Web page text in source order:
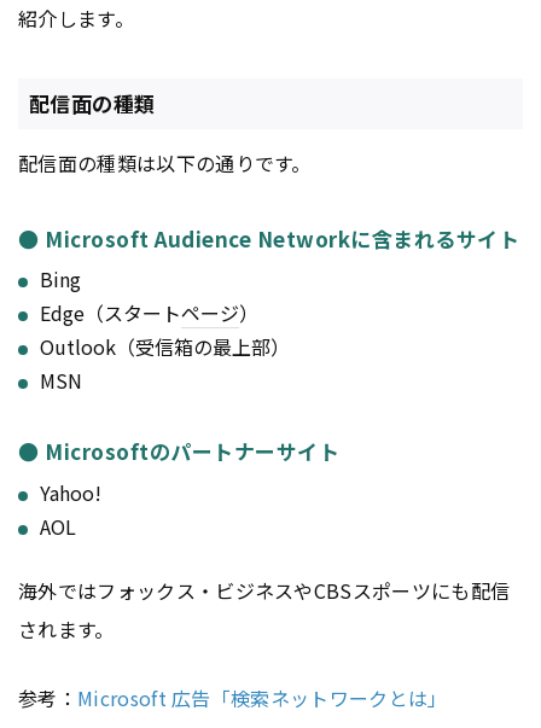
紹介します。
配信面の種類
配信面の種類は以下の通りです。
● Microsoft Audience Networkに含まれるサイト
Bing
Edge（スタートページ）
Outlook（受信箱の最上部）
MSN
● Microsoftのパートナーサイト
Yahoo!
AOL
海外ではフォックス・ビジネスやCBSスポーツにも配信
されます。
参考： Microsoft 広告「検索ネットワークとは」